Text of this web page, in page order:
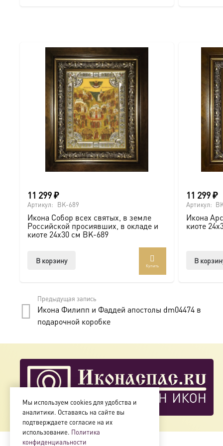
Подписывайтесь на нашу группу ВКонтакте:
выбрать
на
странице
товара.
11 299₽
Артикул: BK-689
Икона Собор всех святых, в земле
Российской просиявших, в окладе и
киоте 24х30 см BK-689
В корзину
Купить
11 299₽
Артикул:
Икона
киоте
В
Предыдущая запись
Икона Филипп и Фаддей апостолы dm04474 в
подарочной коробке
Мы используем cookies для удобства и
аналитики. Оставаясь на сайте вы
подтверждаете согласие на их
использование. Политика
конфиденциальности